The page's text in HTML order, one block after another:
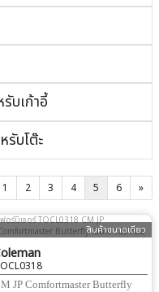
บเก้าอี้
รับโต๊ะ
1 2 3 4 5 6 »
สินค้าขนาดเดียว
JP Comfortmaster Butterfly